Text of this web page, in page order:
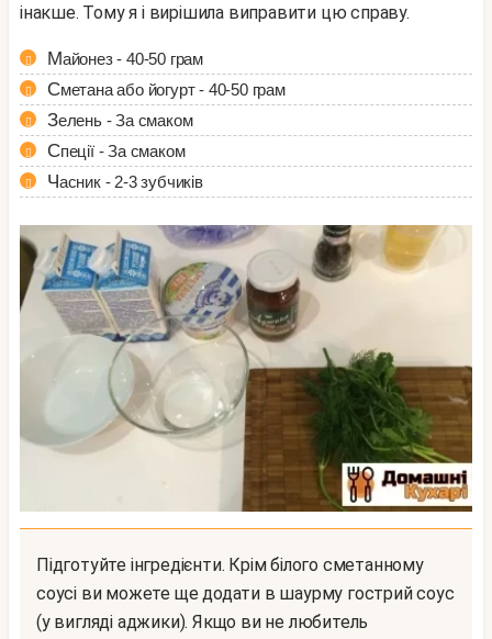
інакше. Тому я і вирішила виправити цю справу.
Майонез - 40-50 грам
Сметана або йогурт - 40-50 грам
Зелень - За смаком
Спеції - За смаком
Часник - 2-3 зубчиків
Підготуйте інгредієнти. Крім білого сметанному
соусі ви можете ще додати в шаурму гострий соус
(у вигляді аджики). Якщо ви не любитель